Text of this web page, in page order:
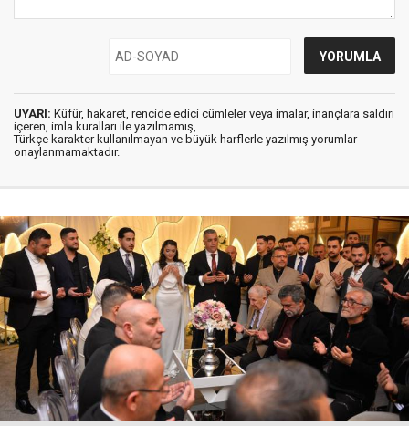
UYARI: Küfür, hakaret, rencide edici cümleler veya imalar, inançlara saldırı
içeren, imla kuralları ile yazılmamış,
Türkçe karakter kullanılmayan ve büyük harflerle yazılmış yorumlar
onaylanmamaktadır.